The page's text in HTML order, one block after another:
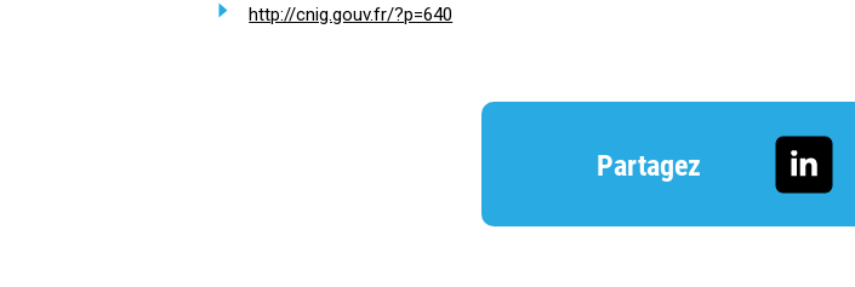
http://cnig.gouv.fr/?p=640
Partagez